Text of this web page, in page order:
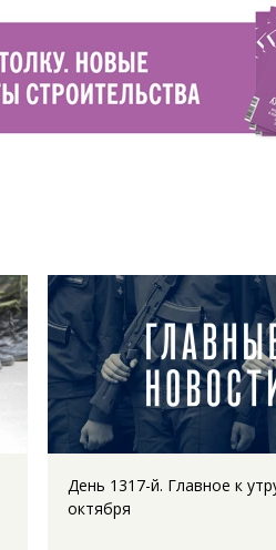
День 1317-й. Главное к
октября